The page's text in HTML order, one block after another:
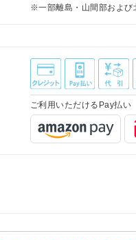
※一部離島・山間部および
ご利用いただけるPay払い